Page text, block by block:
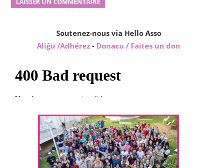
Soutenez-nous via Hello Asso
Aliĝu /Adhérez - Donacu / Faites un don